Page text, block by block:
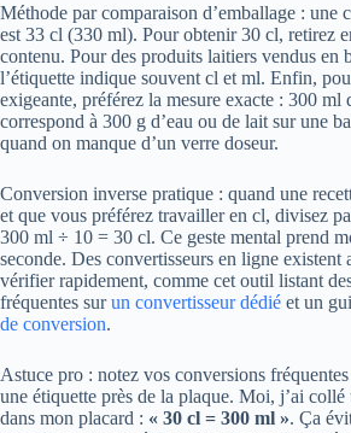
Méthode par comparaison d’emballage : une
est 33 cl (330 ml). Pour obtenir 30 cl, retirez
contenu. Pour des produits laitiers vendus en
l’étiquette indique souvent cl et ml. Enfin,
exigeante, préférez la mesure exacte : 300 ml
correspond à 300 g d’eau ou de lait sur une
quand on manque d’un verre doseur.
Conversion inverse pratique : quand une
et que vous préférez travailler en cl, divisez
300 ml ÷ 10 = 30 cl. Ce geste mental prend
seconde. Des convertisseurs en ligne existent
vérifier rapidement, comme cet outil listant
fréquentes surun convertisseur dédié et un
de conversion.
Astuce pro : notez vos conversions
une étiquette près de la plaque. Moi, j’ai
dans mon placard : « 30 cl = 300 ml ». Ça